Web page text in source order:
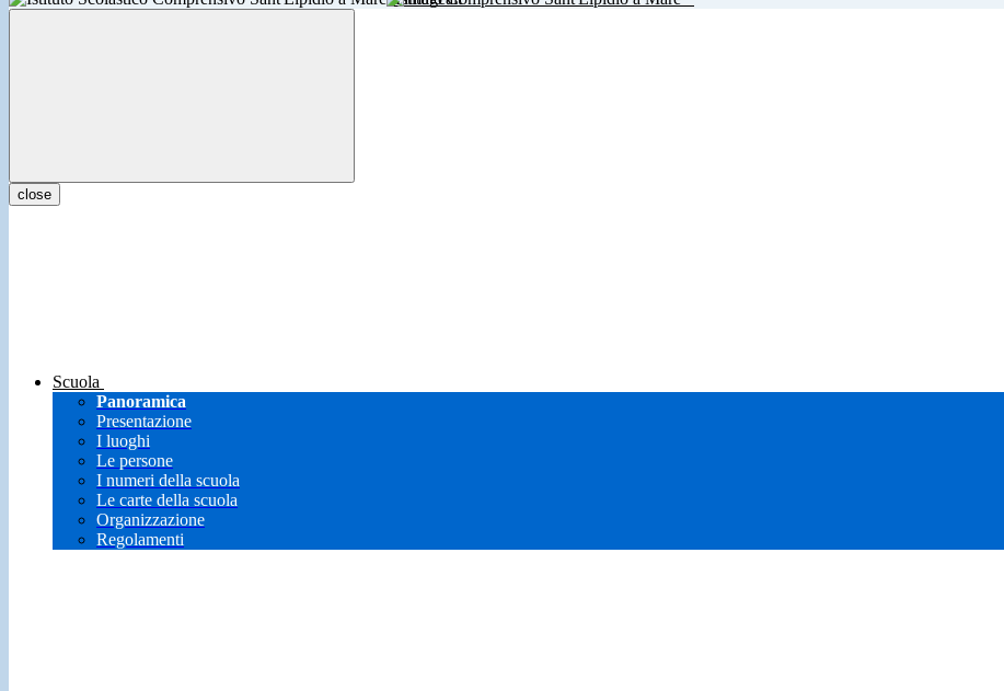
close
Scuola
Panoramica
Presentazione
I luoghi
Le persone
I numeri della scuola
Le carte della scuola
Organizzazione
Regolamenti